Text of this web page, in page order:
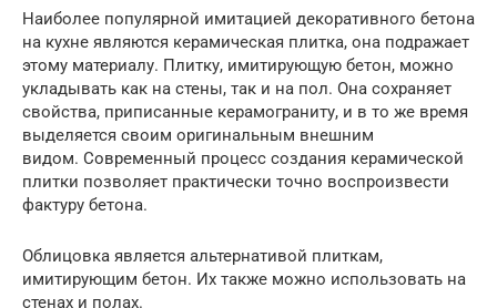
Наиболее популярной имитацией декоративного бетона
на кухне являются керамическая плитка, она подражает
этому материалу. Плитку, имитирующую бетон, можно
укладывать как на стены, так и на пол. Она сохраняет
свойства, приписанные керамограниту, и в то же время
выделяется своим оригинальным внешним
видом. Современный процесс создания керамической
плитки позволяет практически точно воспроизвести
фактуру бетона.
Облицовка является альтернативой плиткам,
имитирующим бетон. Их также можно использовать на
стенах и полах.